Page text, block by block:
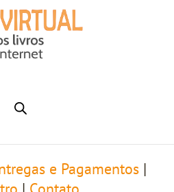
e Pagamentos